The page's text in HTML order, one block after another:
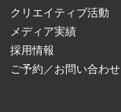
クリエイティブ活動
メディア実績
採用情報
ご予約／お問い合わせ